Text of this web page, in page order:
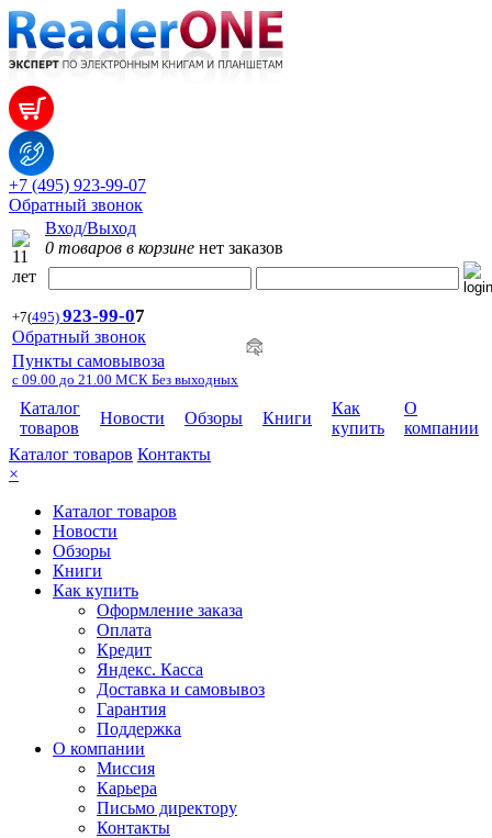
+7 (495) 923-99-07
Обратный звонок
Вход/Выход
0 товаров в корзине нет заказов
+7(495) 923-99-07
Обратный звонок
Пункты самовывоза
с 09.00 до 21.00 МСК Без выходных
Каталог
товаров
Новости Обзоры Книги
Как
купить
О
компании
Каталог товаров Контакты
×
Каталог товаров
Новости
Обзоры
Книги
Как купить
Оформление заказа
Оплата
Кредит
Яндекс. Касса
Доставка и самовывоз
Гарантия
Поддержка
О компании
Миссия
Карьера
Письмо директору
Контакты